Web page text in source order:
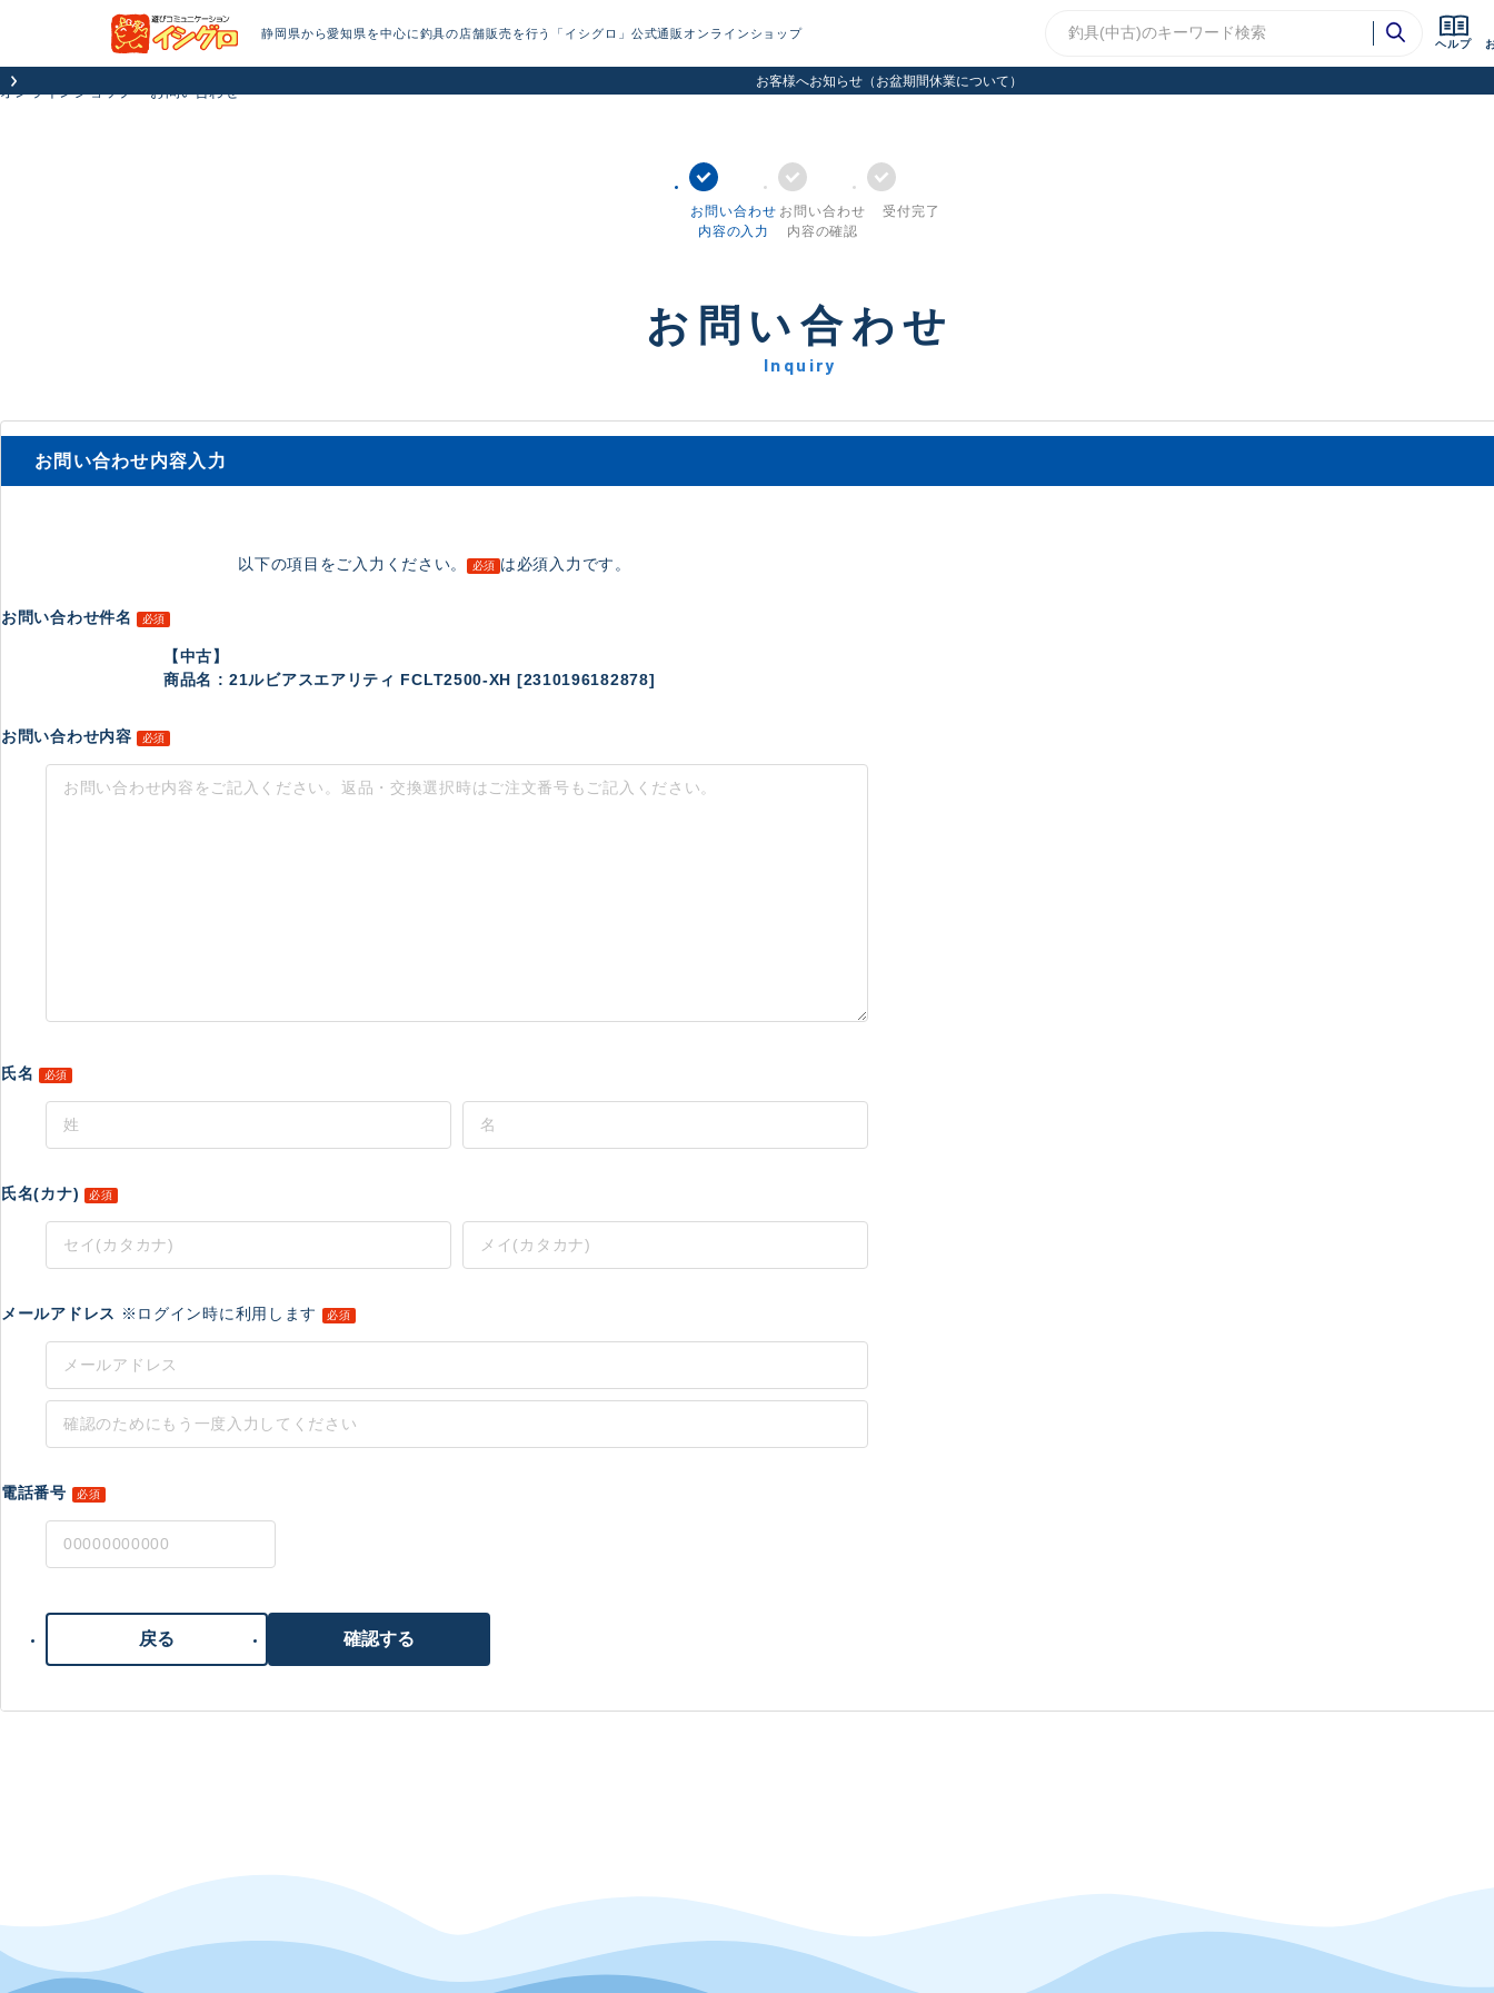
静岡県から愛知県を中心に釣具の店舗販売を行う「イシグロ」公式通販オンラインショップ
ヘルプ
お客様へお知らせ（お盆期間休業について）
オンラインショップ お問い合わせ
お問い合わせ
内容の入力
お問い合わせ
内容の確認
受付完了
お問い合わせ
Inquiry
お問い合わせ内容入力
以下の項目をご入力ください。 必須 は必須入力です。
お問い合わせ件名 必須
【中古】
商品名 : 21ルビアスエアリティ FCLT2500-XH [2310196182878]
お問い合わせ内容 必須
氏名 必須
氏名(カナ) 必須
メールアドレス ※ログイン時に利用します 必須
電話番号 必須
戻る 確認する